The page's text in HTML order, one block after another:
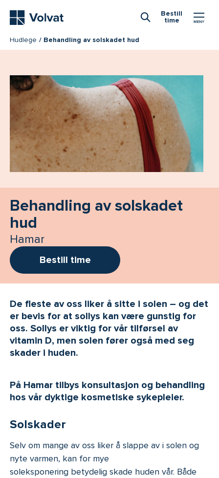
Bestill
time
Hudlege Behandling av solskadet hud
Behandling av solskadet
hud
Hamar
Bestill time
De fleste av oss liker å sitte i solen – og det
er bevis for at sollys kan være gunstig for
oss. Sollys er viktig for vår tilførsel av
vitamin D, men solen fører også med seg
skader i huden.
På Hamar tilbys konsultasjon og behandling
hos vår dyktige kosmetiske sykepleier.
Solskader
Selv om mange av oss liker å slappe av i solen og
nyte varmen, kan for mye
soleksponering betydelig skade huden vår. Både